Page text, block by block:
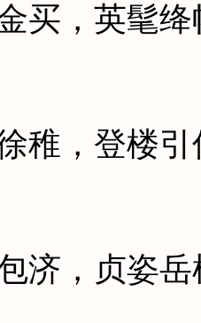
，英髦绛
，登楼引
，贞姿岳